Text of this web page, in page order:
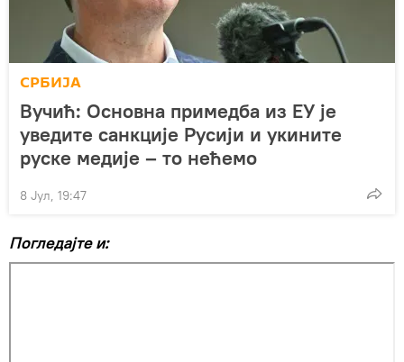
СРБИЈА
Вучић: Основна примедба из ЕУ је
уведите санкције Русији и укините
руске медије – то нећемо
8 Јул, 19:47
Погледајте и: